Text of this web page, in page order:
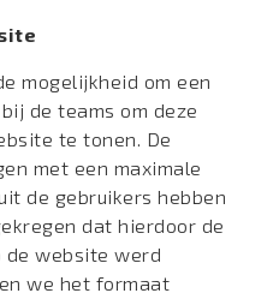
mogelijkheid om een
de teams om deze
te tonen. De
met een maximale
de gebruikers hebben
dat hierdoor de
website werd
we het formaat